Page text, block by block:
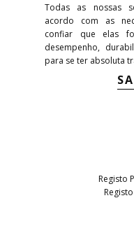
Todas as nossas
acordo com as
confiar que elas
desempenho,
para se ter absoluta
Registo
Registo